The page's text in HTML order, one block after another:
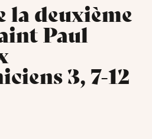
la deuxième
Paul
3, 7-12